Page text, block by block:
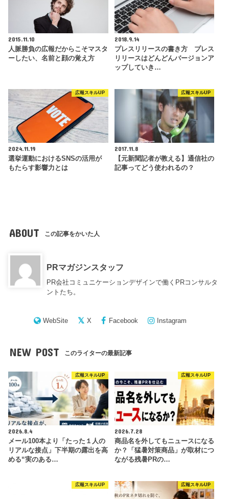
2015.11.10
人脈勝負の広報だからこそマスタ
ーしたい、名前と顔の覚え方
2018.9.14
プレスリリースの書き方 プレス
リリースはどんどんバージョンア
ップしていき…
広報スキルUP
2024.11.19
選挙運動におけるSNSの活用が
もたらす影響力とは
広報スキルUP
2017.11.8
【元新聞記者が教える】通信社の
記事ってどう使われるの？
ABOUT この記事をかいた人
PRマガジンスタッフ
PR会社コミュニケーションデザインで働くPRコンサルタ
ントたち。
WebSite X Facebook Instagram
NEW POST このライターの最新記事
広報スキルUP
2026.8.4
メール100本より「たった１人の
リアルな接点」下半期の露出を高
める“実のある…
広報スキルUP
2026.7.28
商品名を外してもニュースになる
か？「猛暑対策商品」が取材につ
ながる残暑PRの…
広報スキルUP 広報スキルUP